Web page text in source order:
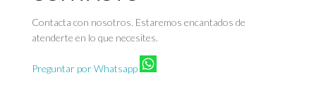
Contacta con nosotros. Estaremos encantados de
atenderte en lo que necesites.
Preguntar por Whatsapp